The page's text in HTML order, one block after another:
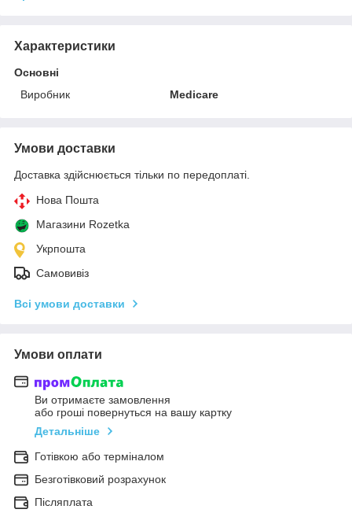
Характеристики
Основні
Виробник
Medicare
Умови доставки
Доставка здійснюється тільки по передоплаті.
Нова Пошта
Магазини Rozetka
Укрпошта
Самовивіз
Всі умови доставки
Умови оплати
Ви отримаєте замовлення
або гроші повернуться на вашу картку
Детальніше
Готівкою або терміналом
Безготівковий розрахунок
Післяплата